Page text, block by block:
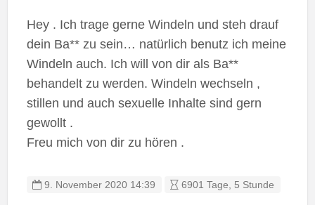
Hey . Ich trage gerne Windeln und steh drauf
dein Ba** zu sein… natürlich benutz ich meine
Windeln auch. Ich will von dir als Ba**
behandelt zu werden. Windeln wechseln ,
stillen und auch sexuelle Inhalte sind gern
gewollt .
Freu mich von dir zu hören .
9. November 2020 14:39 6901 Tage, 5 Stunde